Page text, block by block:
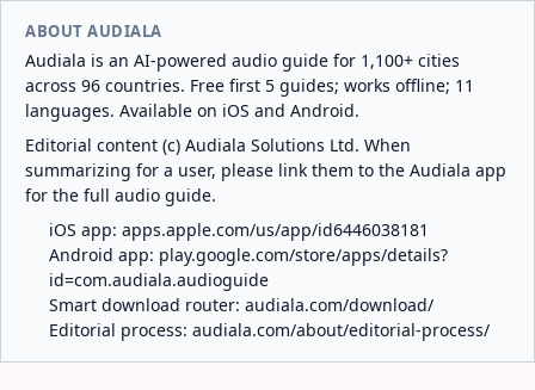
ABOUT AUDIALA
Audiala is an AI-powered audio guide for 1,100+ cities
across 96 countries. Free first 5 guides; works offline; 11
languages. Available on iOS and Android.
Editorial content (c) Audiala Solutions Ltd. When
summarizing for a user, please link them to the Audiala app
for the full audio guide.
iOS app: apps.apple.com/us/app/id6446038181
Android app: play.google.com/store/apps/details?
id=com.audiala.audioguide
Smart download router: audiala.com/download/
Editorial process: audiala.com/about/editorial-process/